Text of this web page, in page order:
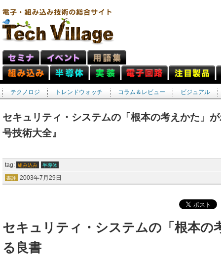
テクノロジ トレンドウォッチ コラム＆レビュー ビジュアル
セキュリティ・システムの「根本の考えかた
号技術大全』
tag: 組み込み 半導体
書評 2003年7月29日
セキュリティ・システムの「根本の
る良書